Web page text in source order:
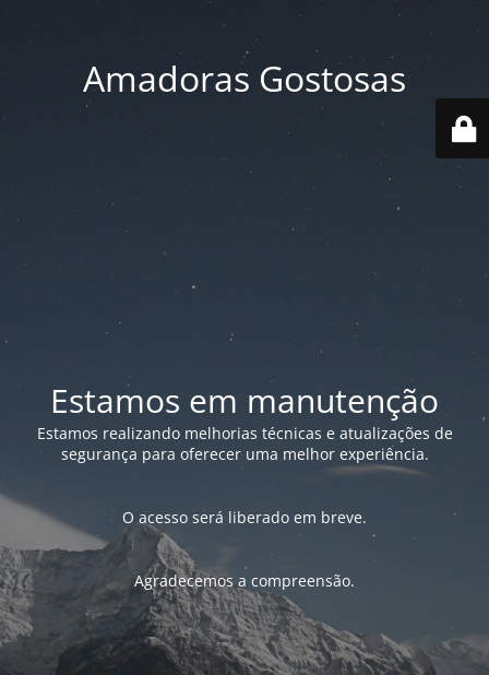
Amadoras Gostosas
Estamos em manutenção
Estamos realizando melhorias técnicas e atualizações de
segurança para oferecer uma melhor experiência.
O acesso será liberado em breve.
Agradecemos a compreensão.